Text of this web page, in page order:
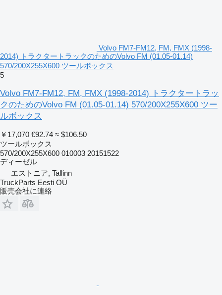
Volvo FM7-FM12, FM, FMX (1998-
2014) トラクタートラックのためのVolvo FM (01.05-01.14)
570/200X255X600 ツールボックス
5
Volvo FM7-FM12, FM, FMX (1998-2014) トラクタートラッ
クのためのVolvo FM (01.05-01.14) 570/200X255X600 ツー
ルボックス
￥17,070 €92.74 ≈ $106.50
ツールボックス
570/200X255X600 010003 20151522
ディーゼル
エストニア, Tallinn
TruckParts Eesti OÜ
販売会社に連絡